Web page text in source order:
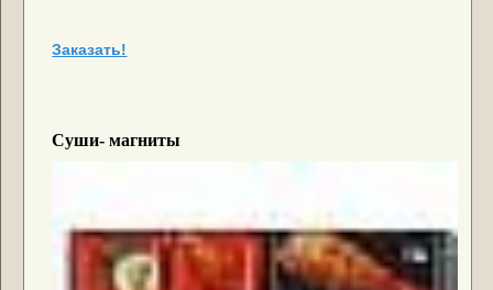
Заказать!
Суши- магниты